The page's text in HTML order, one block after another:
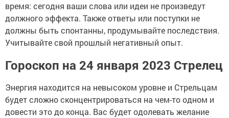
время: сегодня ваши слова или идеи не произведут
должного эффекта. Также ответы или поступки не
должны быть спонтанны, продумывайте последствия.
Учитывайте свой прошлый негативный опыт.
Гороскоп на 24 января 2023 Стрелец
Энергия находится на невысоком уровне и Стрельцам
будет сложно сконцентрироваться на чем-то одном и
довести это до конца. Вас будет одолевать желание